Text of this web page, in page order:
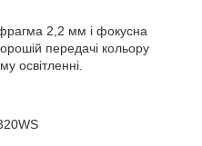
2,2 мм і фокусна
передачі кольору
освітленні.